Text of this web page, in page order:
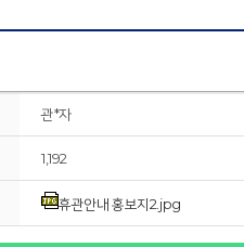
관*자
1,192
휴관안내 홍보지2.jpg